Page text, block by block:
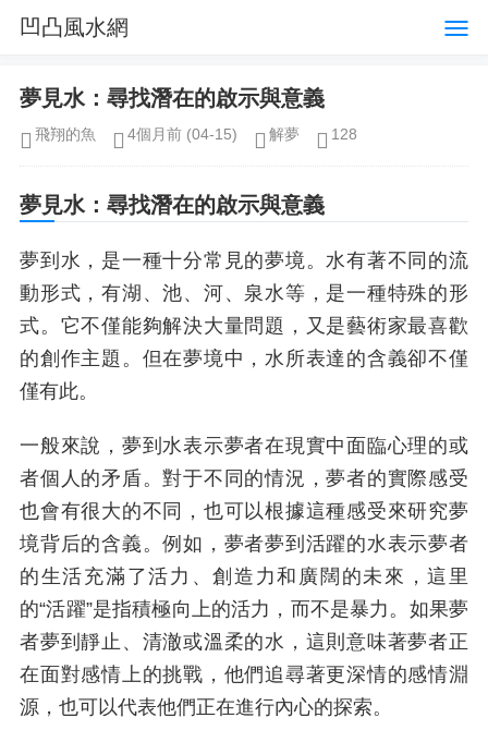
凹凸風水網
夢見水：尋找潛在的啟示與意義
飛翔的魚 4個月前 (04-15) 解夢 128
夢見水：尋找潛在的啟示與意義
夢到水，是一種十分常見的夢境。水有著不同的流
動形式，有湖、池、河、泉水等，是一種特殊的形
式。它不僅能夠解決大量問題，又是藝術家最喜歡
的創作主題。但在夢境中，水所表達的含義卻不僅
僅有此。
一般來說，夢到水表示夢者在現實中面臨心理的或
者個人的矛盾。對于不同的情況，夢者的實際感受
也會有很大的不同，也可以根據這種感受來研究夢
境背后的含義。例如，夢者夢到活躍的水表示夢者
的生活充滿了活力、創造力和廣闊的未來，這里
的“活躍”是指積極向上的活力，而不是暴力。如果夢
者夢到靜止、清澈或溫柔的水，這則意味著夢者正
在面對感情上的挑戰，他們追尋著更深情的感情淵
源，也可以代表他們正在進行內心的探索。